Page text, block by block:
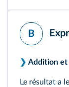
B
❯ Addition et
Le résultat a